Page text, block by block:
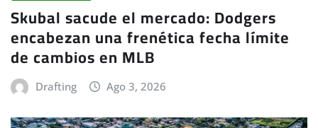
Skubal sacude el mercado: Dodgers
encabezan una frenética fecha límite
de cambios en MLB
Drafting Ago 3, 2026